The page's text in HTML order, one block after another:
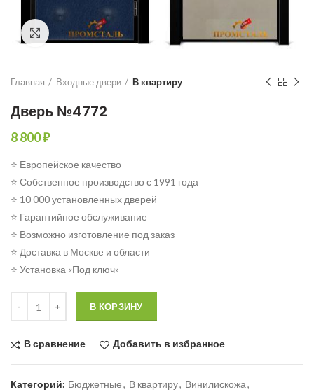
Click to enlarge
Главная Входные двери В квартиру
Дверь №4772
8 800₽
⭐ Европейское качество
⭐ Собственное производство с 1991 года
⭐ 10 000 установленных дверей
⭐ Гарантийное обслуживание
⭐ Возможно изготовление под заказ
⭐ Доставка в Москве и области
⭐ Установка «Под ключ»
В КОРЗИНУ
В сравнение Добавить в избранное
Категорий: Бюджетные, В квартиру, Винилискожа,